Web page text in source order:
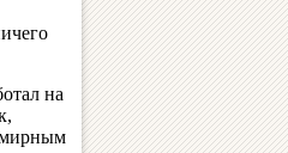
на
мирным